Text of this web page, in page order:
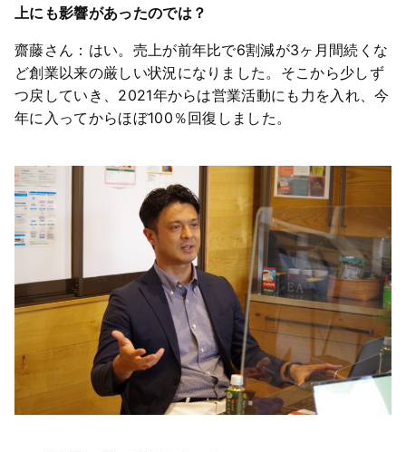
上にも影響があったのでは？
齋藤さん：はい。売上が前年比で6割減が3ヶ月間続くな
ど創業以来の厳しい状況になりました。そこから少しず
つ戻していき、2021年からは営業活動にも力を入れ、今
年に入ってからほぼ100％回復しました。